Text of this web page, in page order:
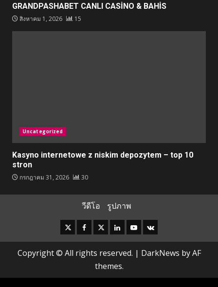
GRANDPASHABET CANLI CASİNO & BAHİS
สิงหาคม 1, 2026 15
Uncategorized
Kasyno internetowe z niskim depozytem – top 10
stron
กรกฎาคม 31, 2026 30
วีดีโอ รูปภาพ
InstagramFacebook
TwitterLinkedinYoutube
VK
Copyright © All rights reserved. | DarkNews by AF
themes.